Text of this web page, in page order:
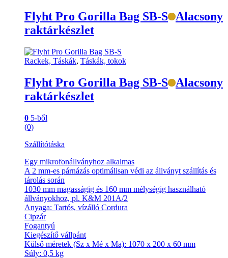
Flyht Pro Gorilla Bag SB-S Alacsony
raktárkészlet
Rackek, Táskák, Táskák, tokok
Flyht Pro Gorilla Bag SB-S
Alacsony
raktárkészlet
0 5-ből
(0)
Szállítótáska
Egy mikrofonállványhoz alkalmas
A 2 mm-es párnázás optimálisan védi az állványt szállítás és
tárolás során
1030 mm magasságig és 160 mm mélységig használható
állványokhoz, pl. K&M 201A/2
Anyaga: Tartós, vízálló Cordura
Cipzár
Fogantyú
Kiegészítő vállpánt
Külső méretek (Sz x Mé x Ma): 1070 x 200 x 60 mm
Súly: 0,5 kg